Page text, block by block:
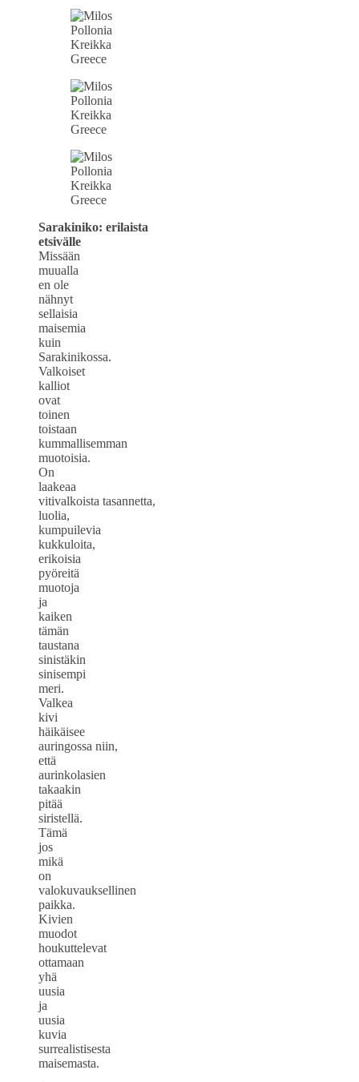
Sarakiniko: erilaista
etsivälle
Missään
muualla
en ole
nähnyt
sellaisia
maisemia
kuin
Sarakinikossa.
Valkoiset
kalliot
ovat
toinen
toistaan
kummallisemman
muotoisia.
On
laakeaa
vitivalkoista tasannetta,
luolia,
kumpuilevia
kukkuloita,
erikoisia
pyöreitä
muotoja
ja
kaiken
tämän
taustana
sinistäkin
sinisempi
meri.
Valkea
kivi
häikäisee
auringossa niin,
että
aurinkolasien
takaakin
pitää
siristellä.
Tämä
jos
mikä
on
valokuvauksellinen
paikka.
Kivien
muodot
houkuttelevat
ottamaan
yhä
uusia
ja
uusia
kuvia
surrealistisesta
maisemasta.